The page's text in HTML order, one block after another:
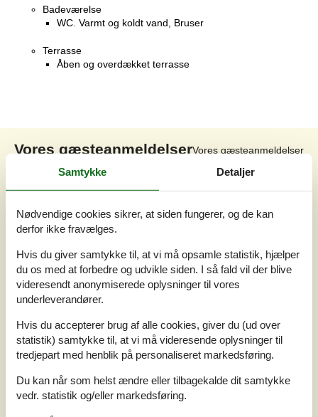
Badeværelse
WC. Varmt og koldt vand, Bruser
Terrasse
Åben og overdækket terrasse
Vores gæsteanmeldelserVores gæsteanmeldelser
5,0 Baseret på1vurdering
Vurderet d. 05-07-2026
5 (1)
4
2
1
Kommentarer
1 vurdering har kommentar på dansk.
Utroligt sødt hus. Smagfuldt indrettet med alt hvad man skal
bruge. Rigtig hyggeligt! Haven var stor og afskærmet med høje
Samtykke Detaljer
Nødvendige cookies sikrer, at siden fungerer, og de kan
derfor ikke fravælges.
Hvis du giver samtykke til, at vi må opsamle statistik, hjælper
du os med at forbedre og udvikle siden. I så fald vil der blive
videresendt anonymiserede oplysninger til vores
underleverandører.
Hvis du accepterer brug af alle cookies, giver du (ud over
statistik) samtykke til, at vi må videresende oplysninger til
tredjepart med henblik på personaliseret markedsføring.
Du kan når som helst ændre eller tilbagekalde dit samtykke
vedr. statistik og/eller markedsføring.